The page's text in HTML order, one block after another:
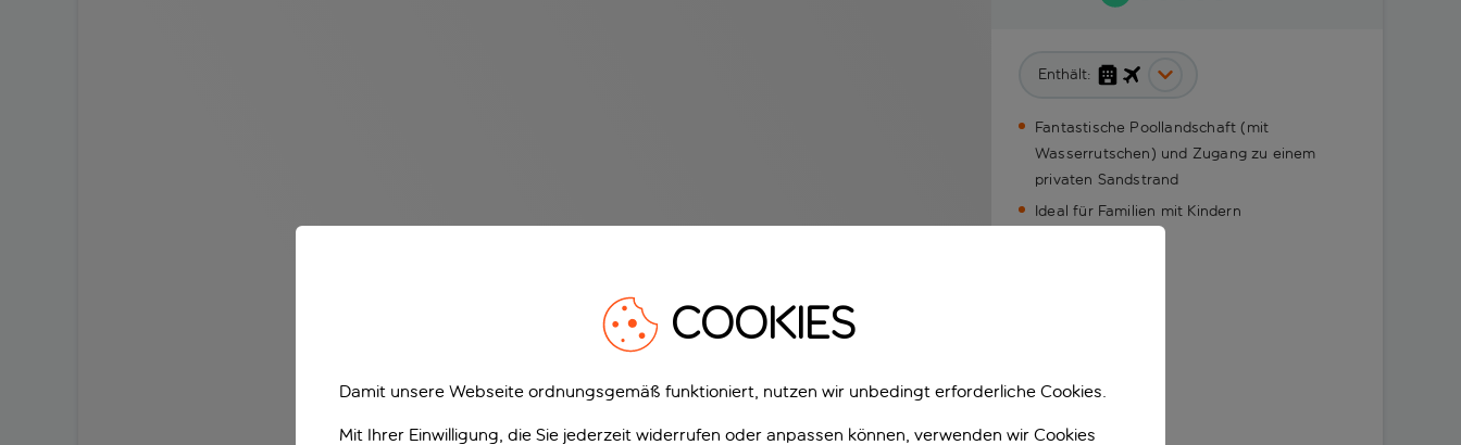
Enthält:
Fantastische Poollandschaft (mit
Wasserrutschen) und Zugang zu einem
privaten Sandstrand
Ideal für Familien mit Kindern
COOKIES
Damit unsere Webseite ordnungsgemäß funktioniert, nutzen wir unbedingt erforderliche Cookies.
Mit Ihrer Einwilligung, die Sie jederzeit widerrufen oder anpassen können, verwenden wir Cookies